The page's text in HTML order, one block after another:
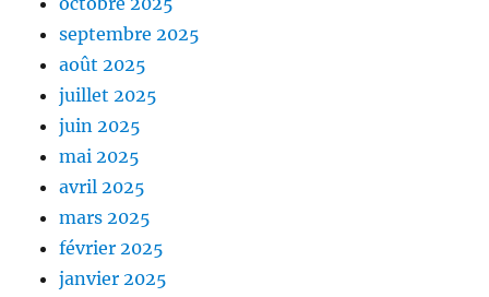
septembre 2025
août 2025
juillet 2025
juin 2025
mai 2025
avril 2025
mars 2025
février 2025
janvier 2025